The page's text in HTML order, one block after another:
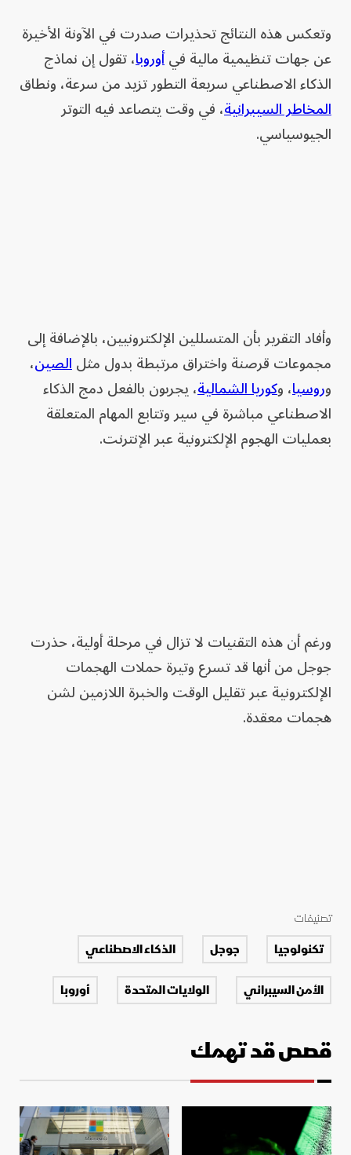
وتعكس هذه النتائج تحذيرات صدرت في الآونة الأخيرة
عن جهات تنظيمية مالية فيأوروبا، تقول إن نماذج
الذكاء الاصطناعي سريعة التطور تزيد من سرعة، ونطاق
المخاطر السيبرانية، في وقت يتصاعد فيه التوتر
الجيوسياسي.
وأفاد التقرير بأن المتسللين الإلكترونيين، بالإضافة إلى
مجموعات قرصنة واختراق مرتبطة بدول مثلالصين،
وروسيا، وكوريا الشمالية، يجربون بالفعل دمج الذكاء
الاصطناعي مباشرة في سير وتتابع المهام المتعلقة
بعمليات الهجوم الإلكترونية عبر الإنترنت.
ورغم أن هذه التقنيات لا تزال في مرحلة أولية، حذرت
جوجل من أنها قد تسرع وتيرة حملات الهجمات
الإلكترونية عبر تقليل الوقت والخبرة اللازمين لشن
هجمات معقدة.
تصنيفات
تكنولوجيا جوجل
الذكاء الاصطناعي
الأمن السيبراني
الولايات المتحدة أوروبا
قصص قد تهمك